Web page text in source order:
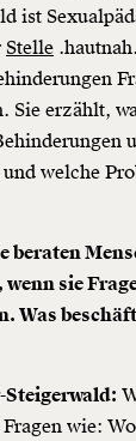
ist
Stelle
Sie erzählt,
welche
beraten
sie
Was
wie: